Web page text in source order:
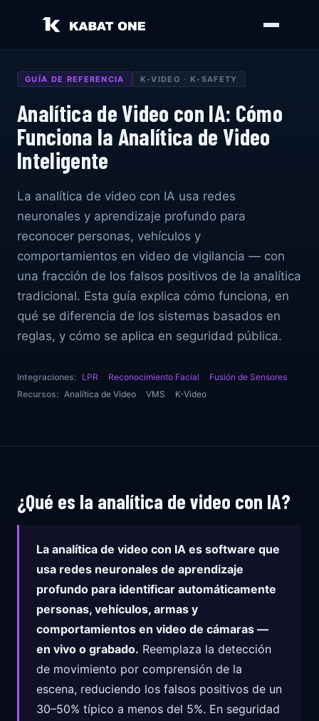
GUÍA DE REFERENCIA K-VIDEO · K-SAFETY
Analítica de Video con IA: Cómo
Funciona la Analítica de Video
Inteligente
La analítica de video con IA usa redes
neuronales y aprendizaje profundo para
reconocer personas, vehículos y
comportamientos en video de vigilancia — con
una fracción de los falsos positivos de la analítica
tradicional. Esta guía explica cómo funciona, en
qué se diferencia de los sistemas basados en
reglas, y cómo se aplica en seguridad pública.
Integraciones: LPR Reconocimiento Facial
Fusión de Sensores
Recursos: Analítica de Video VMS K-Video
¿Qué es la analítica de video con IA?
La analítica de video con IA es software que
usa redes neuronales de aprendizaje
profundo para identificar automáticamente
personas, vehículos, armas y
comportamientos en video de cámaras —
en vivo o grabado. Reemplaza la detección
de movimiento por comprensión de la
escena, reduciendo los falsos positivos de un
30–50% típico a menos del 5%. En seguridad